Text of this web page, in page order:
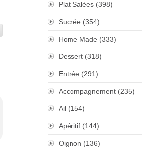
Plat Salées (398)
Sucrée (354)
Home Made (333)
Dessert (318)
Entrée (291)
Accompagnement (235)
Ail (154)
Apéritif (144)
Oignon (136)